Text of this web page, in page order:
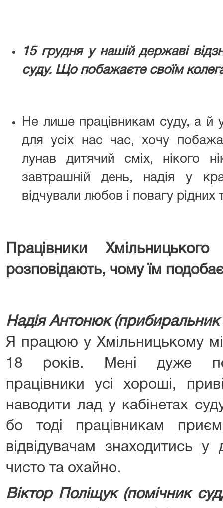
15 грудня у нашій державі
суду. Що побажаєте своїм
Не лише працівникам суду, а й
для усіх нас час, хочу
лунав дитячий сміх, нікого
завтрашній день, надія у
відчували любов і повагу
Працівники
розповідають, чому їм
Надія Антонюк
Я працюю у Хмільницькому
18 років. Мені дуже
працівники усі хороші,
наводити лад у кабінетах
бо тоді працівникам
відвідувачам знаходитись у
чисто та охайно.
Віктор Поліщук (помічник